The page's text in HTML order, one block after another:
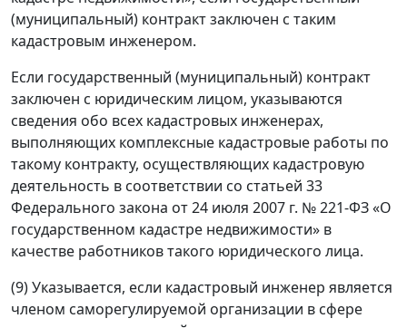
(муниципальный) контракт заключен с таким
кадастровым инженером.
Если государственный (муниципальный) контракт
заключен с юридическим лицом, указываются
сведения обо всех кадастровых инженерах,
выполняющих комплексные кадастровые работы по
такому контракту, осуществляющих кадастровую
деятельность в соответствии со статьей 33
Федерального закона от 24 июля 2007 г. № 221-ФЗ «О
государственном кадастре недвижимости» в
качестве работников такого юридического лица.
(9) Указывается, если кадастровый инженер является
членом саморегулируемой организации в сфере